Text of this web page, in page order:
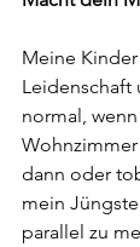
Meine
Leidenschaft
normal,
dann oder
mein
parallel zu